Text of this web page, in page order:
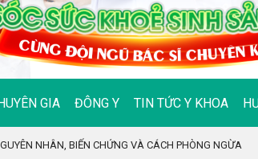
GIA ĐÔNG Y TIN TỨC Y KHOA
NHÂN, BIẾN CHỨNG VÀ CÁCH PHÒNG NGỪA